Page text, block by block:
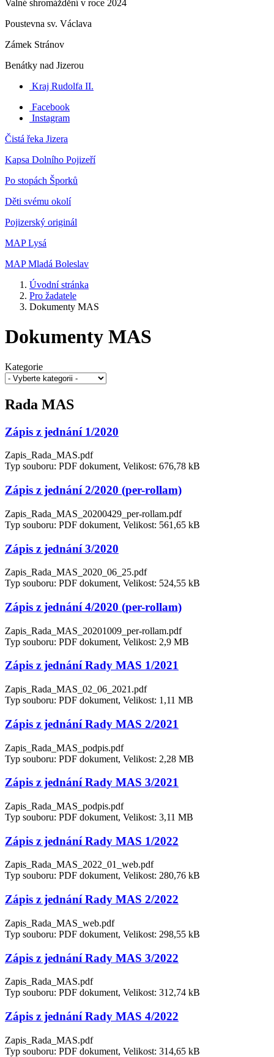
Valné shromáždění v roce 2024
Poustevna sv. Václava
Zámek Stránov
Benátky nad Jizerou
Kraj Rudolfa II.
Facebook
Instagram
Čistá řeka Jizera
Kapsa Dolního Pojizeří
Po stopách Šporků
Děti svému okolí
Pojizerský originál
MAP Lysá
MAP Mladá Boleslav
Úvodní stránka
Pro žadatele
Dokumenty MAS
Dokumenty MAS
Kategorie
Rada MAS
Zápis z jednání 1/2020
Zapis_Rada_MAS.pdf
Typ souboru: PDF dokument, Velikost: 676,78 kB
Zápis z jednání 2/2020 (per-rollam)
Zapis_Rada_MAS_20200429_per-rollam.pdf
Typ souboru: PDF dokument, Velikost: 561,65 kB
Zápis z jednání 3/2020
Zapis_Rada_MAS_2020_06_25.pdf
Typ souboru: PDF dokument, Velikost: 524,55 kB
Zápis z jednání 4/2020 (per-rollam)
Zapis_Rada_MAS_20201009_per-rollam.pdf
Typ souboru: PDF dokument, Velikost: 2,9 MB
Zápis z jednání Rady MAS 1/2021
Zapis_Rada_MAS_02_06_2021.pdf
Typ souboru: PDF dokument, Velikost: 1,11 MB
Zápis z jednání Rady MAS 2/2021
Zapis_Rada_MAS_podpis.pdf
Typ souboru: PDF dokument, Velikost: 2,28 MB
Zápis z jednání Rady MAS 3/2021
Zapis_Rada_MAS_podpis.pdf
Typ souboru: PDF dokument, Velikost: 3,11 MB
Zápis z jednání Rady MAS 1/2022
Zapis_Rada_MAS_2022_01_web.pdf
Typ souboru: PDF dokument, Velikost: 280,76 kB
Zápis z jednání Rady MAS 2/2022
Zapis_Rada_MAS_web.pdf
Typ souboru: PDF dokument, Velikost: 298,55 kB
Zápis z jednání Rady MAS 3/2022
Zapis_Rada_MAS.pdf
Typ souboru: PDF dokument, Velikost: 312,74 kB
Zápis z jednání Rady MAS 4/2022
Zapis_Rada_MAS.pdf
Typ souboru: PDF dokument, Velikost: 314,65 kB